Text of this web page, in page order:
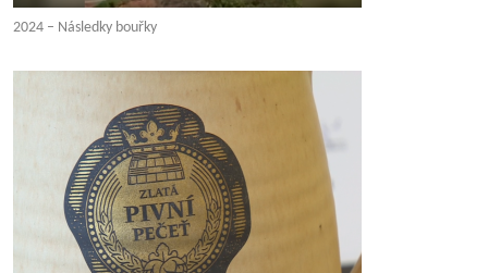
2024 – Následky bouřky